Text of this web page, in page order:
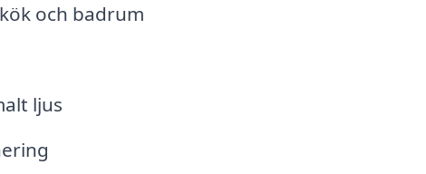
och badrum
ljus